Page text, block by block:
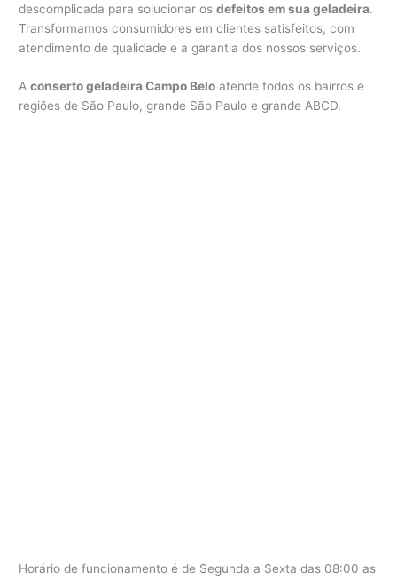
descomplicada para solucionar osdefeitos em sua geladeira.
Transformamos consumidores em clientes satisfeitos, com
atendimento de qualidade e a garantia dos nossos serviços.
Aconserto geladeira Campo Belo atende todos os bairros e
regiões de São Paulo, grande São Paulo e grande ABCD.
Horário de funcionamento é de Segunda a Sexta das 08:00 as